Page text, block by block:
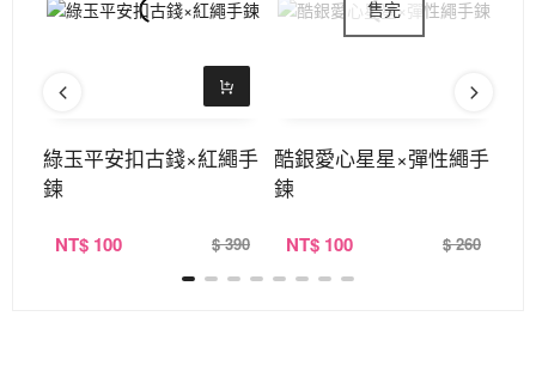
綠玉平安扣古錢×紅繩手
鍊
NT$ 100 $ 390
酷銀愛心星星×彈性繩手
鍊
NT$ 100 $ 260